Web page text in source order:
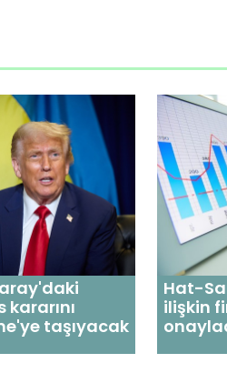
taşıyacak
Hat-
ilişkin